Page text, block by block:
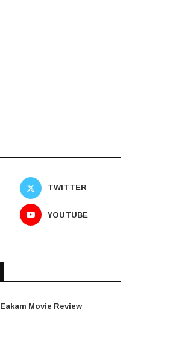
TWITTER
YOUTUBE
Eakam Movie Review